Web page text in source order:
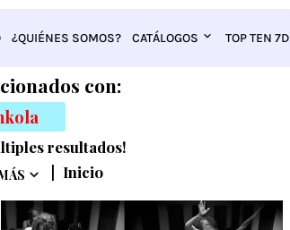
¿QUIÉNES SOMOS? CATÁLOGOS TOP TEN 7D
con:
resultados!
Inicio